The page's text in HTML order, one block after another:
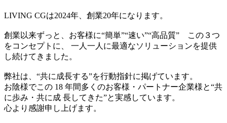
LIVING CGは2024年、創業20年になります。
創業以来ずっと、お客様に“簡単”“速い”“高品質” この３つ
をコンセプトに、 一人一人に最適なソリューションを提供
し続けてきました。
弊社は、“共に成長する”を行動指針に掲げています。
お陰様でこの 18 年間多くのお客様・パートナー企業様と“共
に歩み・共に成 長してきた”と実感しています。
心より感謝申し上げます。